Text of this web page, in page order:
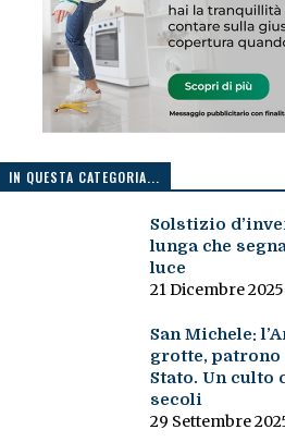
IN QUESTA CATEGORIA...
Solstizio
lunga che
luce
21 Dicembre 2025
San Michele:
grotte,
Stato. Un culto
secoli
29 Settembre